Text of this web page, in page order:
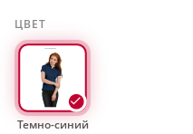
ЦВЕТ
Темно-синий